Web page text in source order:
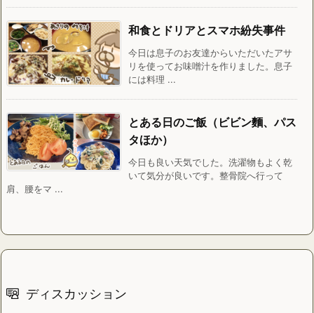
和食とドリアとスマホ紛失事件
今日は息子のお友達からいただいたアサ
リを使ってお味噌汁を作りました。息子
には料理 ...
とある日のご飯（ビビン麵、パス
タほか）
今日も良い天気でした。洗濯物もよく乾
いて気分が良いです。整骨院へ行って
肩、腰をマ ...
ディスカッション